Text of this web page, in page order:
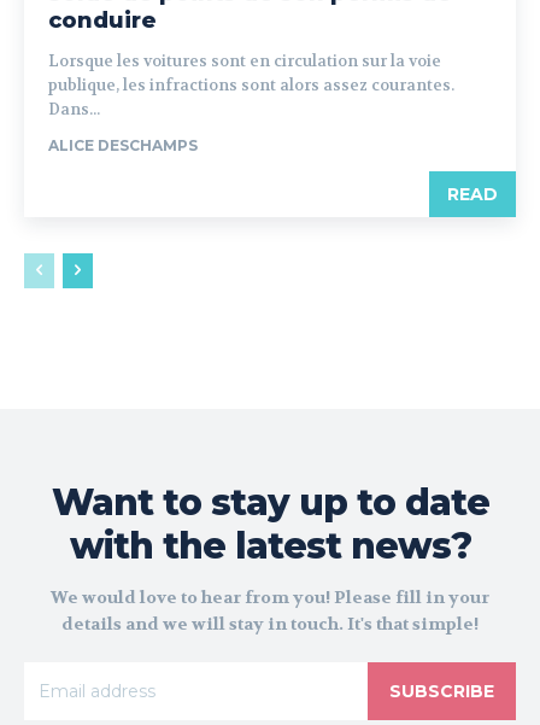
conduire
Lorsque les voitures sont en circulation sur la voie
publique, les infractions sont alors assez courantes.
Dans...
ALICE DESCHAMPS
READ
Want to stay up to date
with the latest news?
We would love to hear from you! Please fill in your
details and we will stay in touch. It's that simple!
SUBSCRIBE